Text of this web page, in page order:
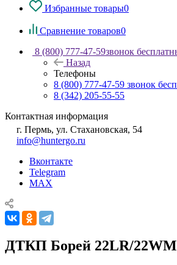
Избранные товары0
Сравнение товаров0
8 (800) 777-47-59звонок
Назад
Телефоны
8 (800) 777-47-59 звонок
8 (342) 205-55-55
Контактная информация
г. Пермь, ул. Стахановская, 54
info@huntergo.ru
Вконтакте
Telegram
MAX
ДТКП Борей 22LR/